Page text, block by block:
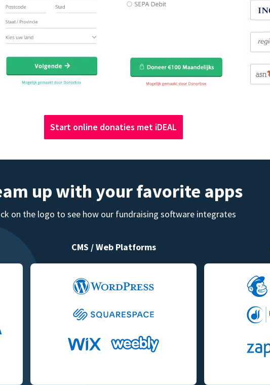
Start online donaties met iDEAL
up with your favorite apps
on the logo to see how our fundraising software integrates
CMS / Web Platforms